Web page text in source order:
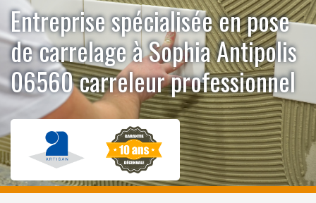
Entreprise spécialisée en pose
de carrelage à Sophia Antipolis
06560 carreleur professionnel